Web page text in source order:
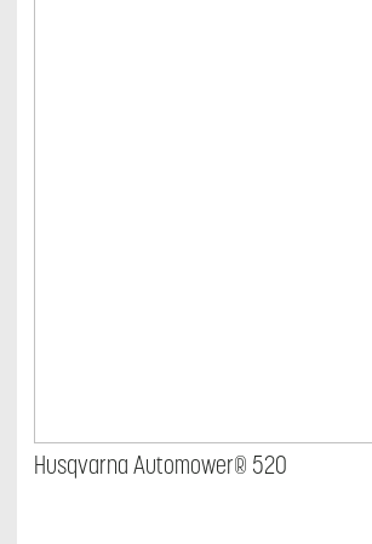
Husqvarna Automower® 520